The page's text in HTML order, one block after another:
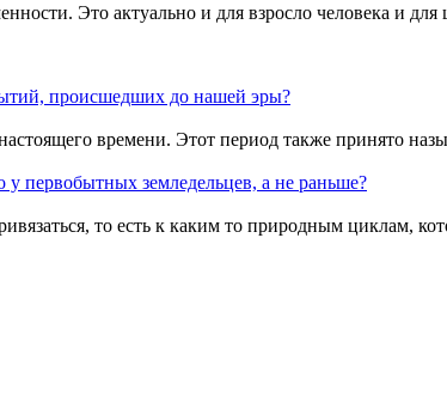
Это актуально и для взросло человека и
происшедших до нашей эры?
времени. Этот период также принято
у первобытных земледельцев, а не раньше?
то есть к каким то природным циклам,